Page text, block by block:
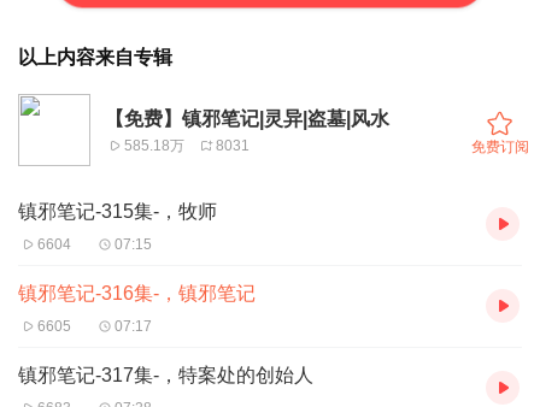
以上内容来自专辑
【免费】镇邪笔记|灵异|盗墓|风水
585.18万 8031 免费订阅
镇邪笔记-315集-，牧师
6604 07:15
镇邪笔记-316集-，镇邪笔记
6605 07:17
镇邪笔记-317集-，特案处的创始人